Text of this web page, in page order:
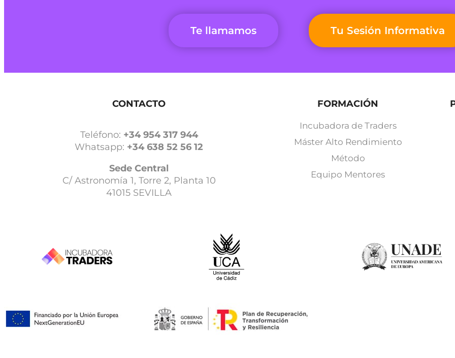
Te llamamos Tu Sesión Informativa
CONTACTO
Teléfono: +34 954 317 944
Whatsapp: +34 638 52 56 12
Sede Central
C/ Astronomía 1, Torre 2, Planta 10
41015 SEVILLA
FORMACIÓN
Incubadora de Traders
Máster Alto Rendimiento
Método
Equipo Mentores